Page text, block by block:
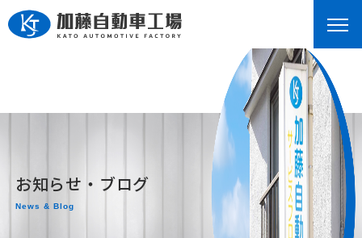
お知らせ・ブログ